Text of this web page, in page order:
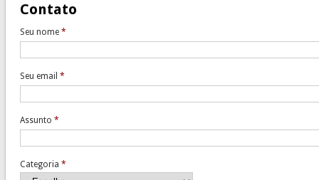
Contato
Seu nome *
Seu email *
Assunto *
Categoria *